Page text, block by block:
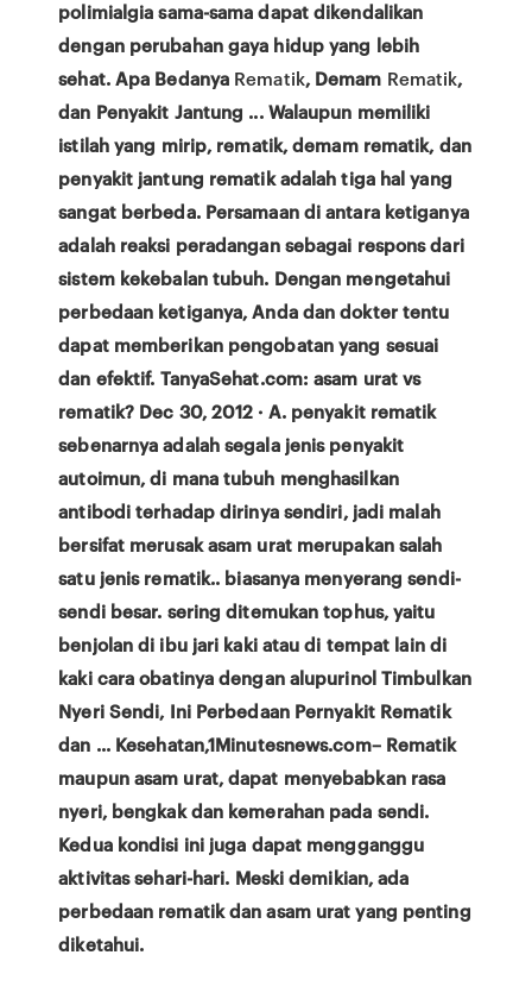
polimialgia sama-sama dapat dikendalikan
dengan perubahan gaya hidup yang lebih
sehat. Apa Bedanya Rematik, Demam Rematik,
dan Penyakit Jantung ... Walaupun memiliki
istilah yang mirip, rematik, demam rematik, dan
penyakit jantung rematik adalah tiga hal yang
sangat berbeda. Persamaan di antara ketiganya
adalah reaksi peradangan sebagai respons dari
sistem kekebalan tubuh. Dengan mengetahui
perbedaan ketiganya, Anda dan dokter tentu
dapat memberikan pengobatan yang sesuai
dan efektif. TanyaSehat.com: asam urat vs
rematik? Dec 30, 2012 · A. penyakit rematik
sebenarnya adalah segala jenis penyakit
autoimun, di mana tubuh menghasilkan
antibodi terhadap dirinya sendiri, jadi malah
bersifat merusak asam urat merupakan salah
satu jenis rematik.. biasanya menyerang sendi-
sendi besar. sering ditemukan tophus, yaitu
benjolan di ibu jari kaki atau di tempat lain di
kaki cara obatinya dengan alupurinol Timbulkan
Nyeri Sendi, Ini Perbedaan Pernyakit Rematik
dan ... Kesehatan,1Minutesnews.com– Rematik
maupun asam urat, dapat menyebabkan rasa
nyeri, bengkak dan kemerahan pada sendi.
Kedua kondisi ini juga dapat mengganggu
aktivitas sehari-hari. Meski demikian, ada
perbedaan rematik dan asam urat yang penting
diketahui.